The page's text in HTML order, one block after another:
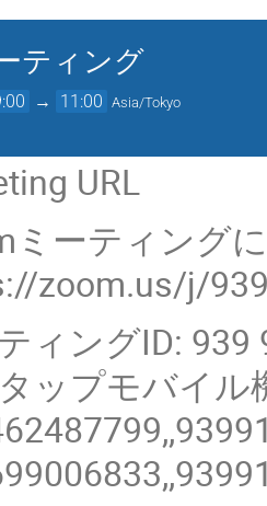
ティング
→ 11:00 Asia/Tokyo
URL
ミーティング
zoom.us/j/
ィングID: 939
ップモバイル